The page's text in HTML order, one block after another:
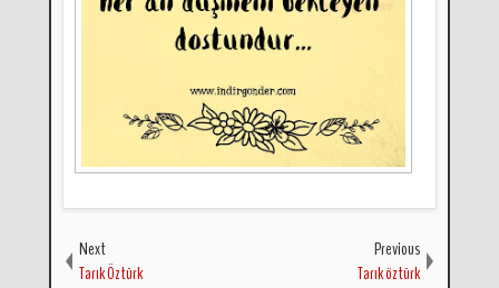
Next
Tarık Öztürk
Previous
Tarık öztürk